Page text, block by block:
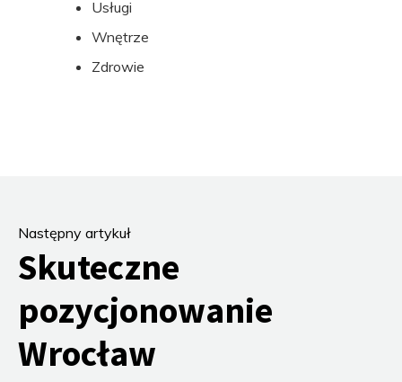
Usługi
Wnętrze
Zdrowie
Następny artykuł
Skuteczne
pozycjonowanie
Wrocław